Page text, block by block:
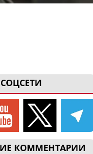
СОЦСЕТИ
КОММЕНТАРИИ